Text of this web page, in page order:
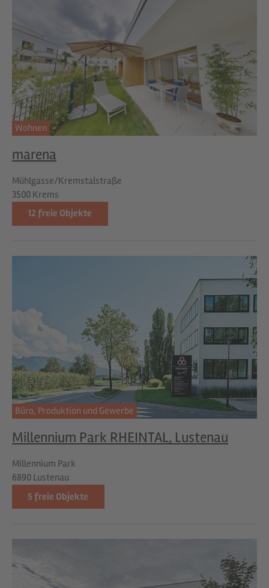
Wohnen
marena
Mühlgasse/Kremstalstraße
3500 Krems
12freie Objekte
Büro, Produktion und Gewerbe
Millennium Park RHEINTAL, Lustenau
Millennium Park
6890 Lustenau
5freie Objekte